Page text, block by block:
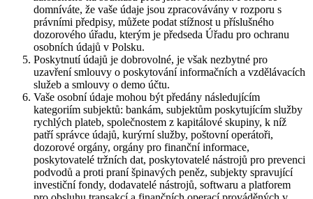
domníváte, že vaše údaje jsou zpracovávány v rozporu s
právními předpisy, můžete podat stížnost u příslušného
dozorového úřadu, kterým je předseda Úřadu pro ochranu
osobních údajů v Polsku.
Poskytnutí údajů je dobrovolné, je však nezbytné pro
uzavření smlouvy o poskytování informačních a vzdělávacích
služeb a smlouvy o demo účtu.
Vaše osobní údaje mohou být předány následujícím
kategoriím subjektů: bankám, subjektům poskytujícím služby
rychlých plateb, společnostem z kapitálové skupiny, k níž
patří správce údajů, kurýrní služby, poštovní operátoři,
dozorové orgány, orgány pro finanční informace,
poskytovatelé tržních dat, poskytovatelé nástrojů pro prevenci
podvodů a proti praní špinavých peněz, subjekty spravující
investiční fondy, dodavatelé nástrojů, softwaru a platforem